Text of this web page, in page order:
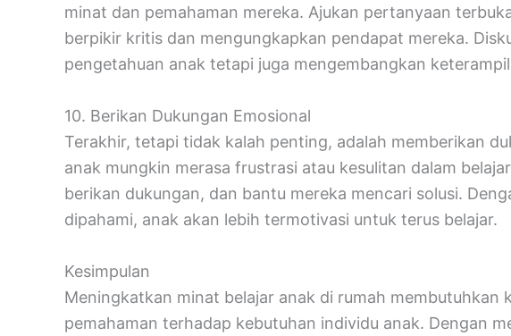
minat dan pemahaman mereka. Ajukan pertanyaan
berpikir kritis dan mengungkapkan pendapat mereka.
pengetahuan anak tetapi juga mengembangkan
10. Berikan Dukungan Emosional
Terakhir, tetapi tidak kalah penting, adalah memberikan
anak mungkin merasa frustrasi atau kesulitan dalam
berikan dukungan, dan bantu mereka mencari solusi.
dipahami, anak akan lebih termotivasi untuk terus belajar.
Kesimpulan
Meningkatkan minat belajar anak di rumah membutuhkan
pemahaman terhadap kebutuhan individu anak. Dengan